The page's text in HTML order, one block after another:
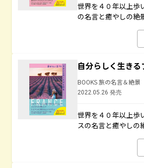
世界を４０年以上歩
の名言と癒やしの絶
自分らしく生き
BOOKS 旅の名言＆絶景
2022.05.26 発売
世界を４０年以上歩
スの名言と癒やしの